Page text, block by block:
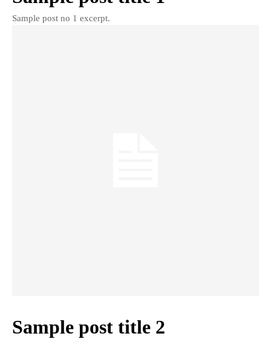
Sample post no 1 excerpt.
Sample post title 2